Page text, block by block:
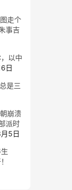
走个
事吉
以中
日
是三
崩溃
派时
5日